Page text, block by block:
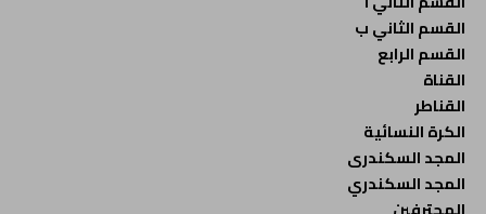
القسم الثاني ب
القسم الرابع
القناة
القناطر
الكرة النسائية
المجد السكندرى
المجد السكندري